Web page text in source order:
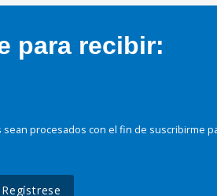
para recibir:
procesados con el fin de suscribirme
Regístrese